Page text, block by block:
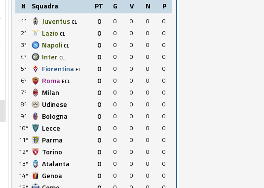
# Squadra PT G V N P
1º Juventus CL 0 0 0 0
0
2º
Lazio CL 0 0 0 0
0
3º
Napoli CL 0 0 0 0
0
4º
Inter CL 0 0 0 0
0
5º
Fiorentina EL 0 0 0 0
0
6º
Roma ECL 0 0 0 0
0
7º
Milan 0 0 0 0
0
8º
Udinese 0 0 0 0
0
9º
Bologna 0 0 0 0
0
10º
Lecce 0 0 0 0
0
11º
Parma 0 0 0 0
0
12º
Torino 0 0 0 0
0
13º
Atalanta 0 0 0 0
0
14º
Genoa 0 0 0 0
0